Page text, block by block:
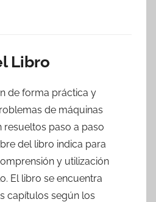
Libro
de forma práctica y
de máquinas
resueltos paso a paso
del libro indica para
y utilización
El libro se encuentra
capítulos según los